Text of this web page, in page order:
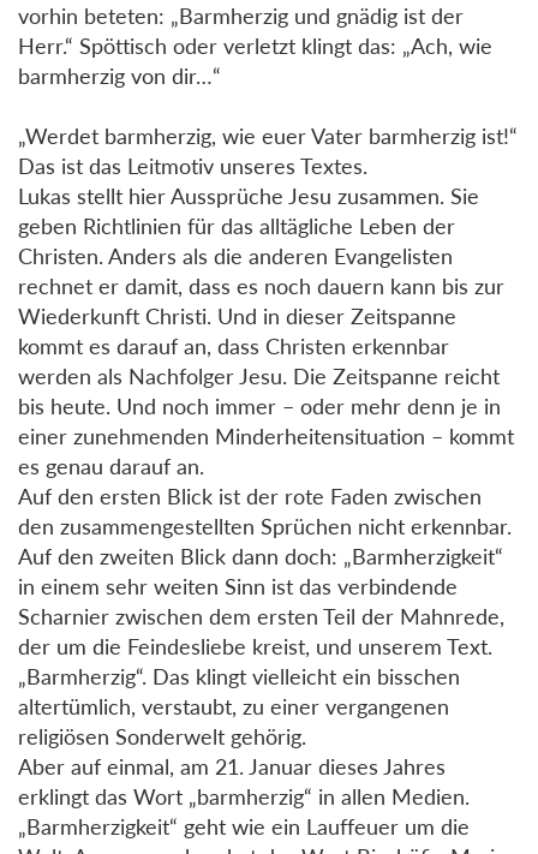
vorhin beteten: „Barmherzig und gnädig ist der
Herr.“ Spöttisch oder verletzt klingt das: „Ach, wie
barmherzig von dir…“
„Werdet barmherzig, wie euer Vater barmherzig ist!“
Das ist das Leitmotiv unseres Textes.
Lukas stellt hier Aussprüche Jesu zusammen. Sie
geben Richtlinien für das alltägliche Leben der
Christen. Anders als die anderen Evangelisten
rechnet er damit, dass es noch dauern kann bis zur
Wiederkunft Christi. Und in dieser Zeitspanne
kommt es darauf an, dass Christen erkennbar
werden als Nachfolger Jesu. Die Zeitspanne reicht
bis heute. Und noch immer – oder mehr denn je in
einer zunehmenden Minderheitensituation – kommt
es genau darauf an.
Auf den ersten Blick ist der rote Faden zwischen
den zusammengestellten Sprüchen nicht erkennbar.
Auf den zweiten Blick dann doch: „Barmherzigkeit“
in einem sehr weiten Sinn ist das verbindende
Scharnier zwischen dem ersten Teil der Mahnrede,
der um die Feindesliebe kreist, und unserem Text.
„Barmherzig“. Das klingt vielleicht ein bisschen
altertümlich, verstaubt, zu einer vergangenen
religiösen Sonderwelt gehörig.
Aber auf einmal, am 21. Januar dieses Jahres
erklingt das Wort „barmherzig“ in allen Medien.
„Barmherzigkeit“ geht wie ein Lauffeuer um die